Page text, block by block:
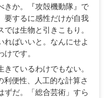
か。『攻殻機動隊』で
要するに感性だけが自我
は生物と引きこもり。
ればいいと。なんにせよ
です。
ているわけでもない。
便性、人工的な計算さ
ずだ。「総合芸術」すら